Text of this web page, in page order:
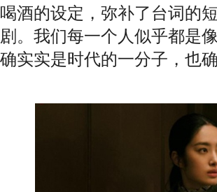
喝酒的设定，弥补了台词的
剧。我们每一个人似乎都是
确实实是时代的一分子，也